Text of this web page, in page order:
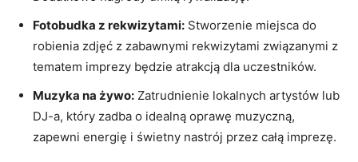
Fotobudka z rekwizytami: Stworzenie miejsca do
robienia zdjęć z zabawnymi rekwizytami związanymi z
tematem imprezy będzie atrakcją dla uczestników.
Muzyka na żywo: Zatrudnienie lokalnych artystów lub
DJ-a, który zadba o idealną oprawę muzyczną,
zapewni energię i świetny nastrój przez całą imprezę.